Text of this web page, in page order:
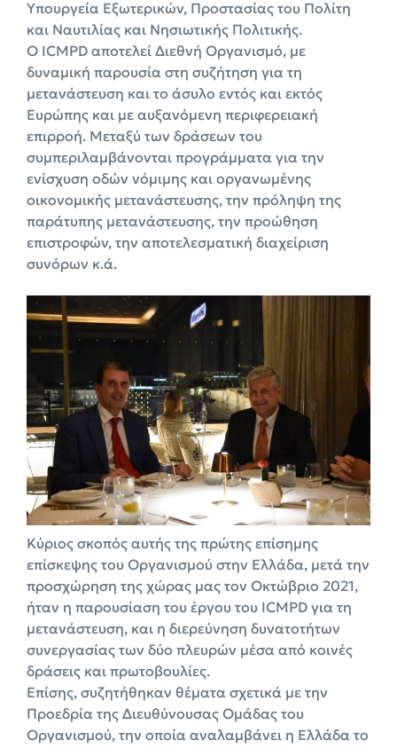
Υπουργεία Εξωτερικών, Προστασίας του Πολίτη
και Ναυτιλίας και Νησιωτικής Πολιτικής.
Ο ICMPD αποτελεί Διεθνή Οργανισμό, με
δυναμική παρουσία στη συζήτηση για τη
μετανάστευση και το άσυλο εντός και εκτός
Ευρώπης και με αυξανόμενη περιφερειακή
επιρροή. Μεταξύ των δράσεων του
συμπεριλαμβάνονται προγράμματα για την
ενίσχυση οδών νόμιμης και οργανωμένης
οικονομικής μετανάστευσης, την πρόληψη της
παράτυπης μετανάστευσης, την προώθηση
επιστροφών, την αποτελεσματική διαχείριση
συνόρων κ.ά.
Κύριος σκοπός αυτής της πρώτης επίσημης
επίσκεψης του Οργανισμού στην Ελλάδα, μετά την
προσχώρηση της χώρας μας τον Οκτώβριο 2021,
ήταν η παρουσίαση του έργου του ICMPD για τη
μετανάστευση, και η διερεύνηση δυνατοτήτων
συνεργασίας των δύο πλευρών μέσα από κοινές
δράσεις και πρωτοβουλίες.
Επίσης, συζητήθηκαν θέματα σχετικά με την
Προεδρία της Διευθύνουσας Ομάδας του
Οργανισμού, την οποία αναλαμβάνει η Ελλάδα το